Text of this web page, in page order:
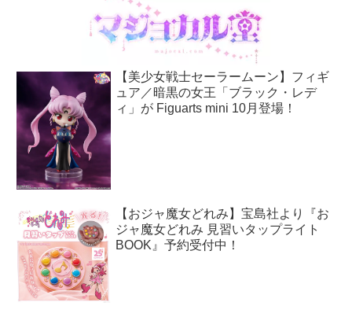
【美少女戦士セーラームーン】フィギ
ュア／暗黒の女王「ブラック・レデ
ィ」が Figuarts mini 10月登場！
【おジャ魔女どれみ】宝島社より『お
ジャ魔女どれみ 見習いタップライト
BOOK』予約受付中！